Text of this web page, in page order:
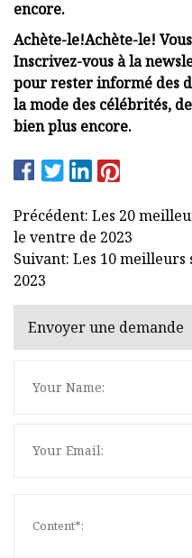
encore.
Achète-le!Achète-le!
Inscrivez-vous à la
pour rester informé des
la mode des célébrités,
bien plus encore.
Précédent: Les 20
le ventre de 2023
Suivant: Les 10
2023
Envoyer une demande